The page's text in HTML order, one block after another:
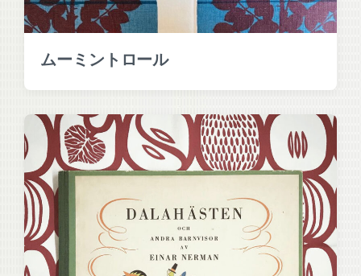
ムーミントロール